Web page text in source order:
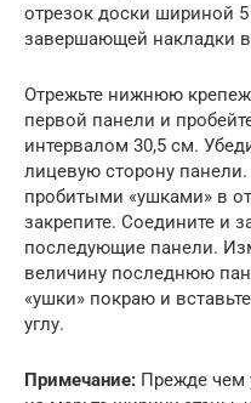
отрезок доски шириной
завершающей накладки в
Отрежьте нижнюю
первой панели и
интервалом 30,5 см.
лицевую сторону
пробитыми «ушками» в
закрепите. Соедините и
последующие панели.
величину последнюю
«ушки» покраю и
углу.
Примечание: Прежде чем